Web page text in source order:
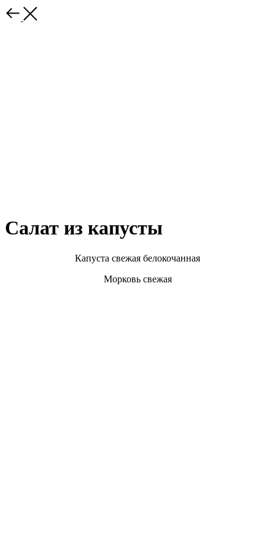
Салат из капусты
Капуста свежая белокочанная
Морковь свежая